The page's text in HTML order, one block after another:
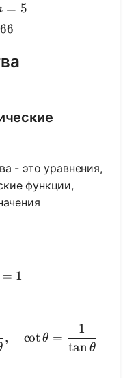
= 5
8.66
- это уравнения,
функции,
\theta+\cos ^2
= 1
, cotθ =
tanθ
1